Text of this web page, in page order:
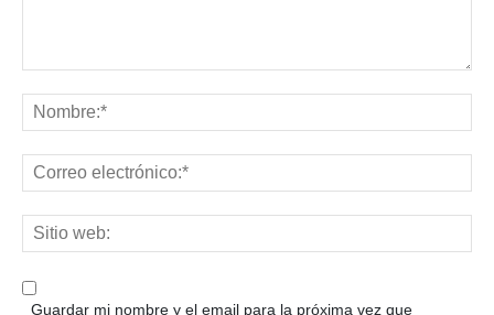
Guardar mi nombre y el email para la próxima vez que